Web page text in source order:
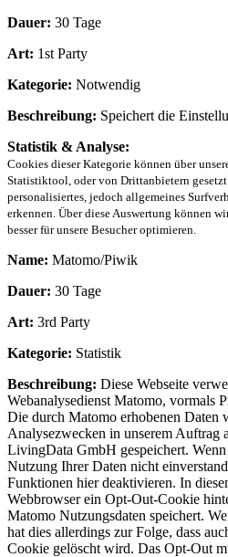
Dauer: 30 Tage
Art: 1st Party
Kategorie: Notwendig
Beschreibung: Speichert die
Statistik & Analyse:
Cookies dieser Kategorie können über
Statistiktool, oder von Drittanbietern
personalisiertes, jedoch allgemeines
erkennen. Über diese Auswertung können
besser für unsere Besucher optimieren.
Name: Matomo/Piwik
Dauer: 30 Tage
Art: 3rd Party
Kategorie: Statistik
Beschreibung: Diese Webseite
Webanalysedienst Matomo, vormals
Die durch Matomo erhobenen Daten
Analysezwecken in unserem Auftrag
LivingData GmbH gespeichert.
Nutzung Ihrer Daten nicht
Funktionen hier deaktivieren. In
Webbrowser ein Opt-Out-Cookie
Matomo Nutzungsdaten speichert.
hat dies allerdings zur Folge, dass
Cookie gelöscht wird. Das Opt-Out